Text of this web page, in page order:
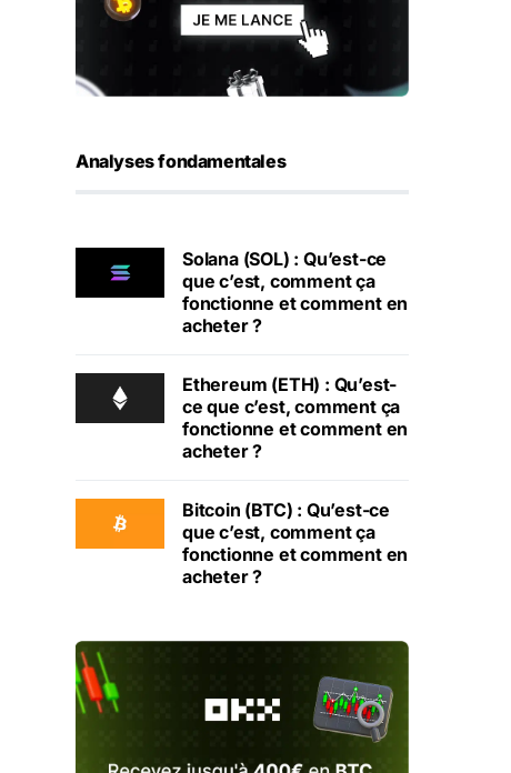
Analyses fondamentales
Solana (SOL) : Qu’est-ce
que c’est, comment ça
fonctionne et comment en
acheter ?
Ethereum (ETH) : Qu’est-
ce que c’est, comment ça
fonctionne et comment en
acheter ?
Bitcoin (BTC) : Qu’est-ce
que c’est, comment ça
fonctionne et comment en
acheter ?